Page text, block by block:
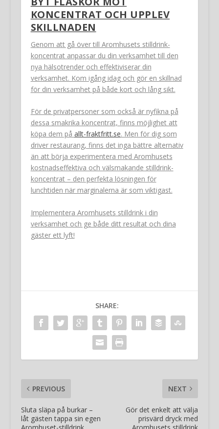
KONCENTRAT OCH UPPLEV
SKILLNADEN
Genom att gå över till Aromhusets stilldrink-
koncentrat anpassar du din verksamhet till den
nya hälsotrender och effektiviserar din
verksamhet. Kom igång idag och gör en skillnad
för din verksamhet på både kort och lång sikt.
För de privatpersoner som också är nyfikna på
dessa smakrika koncentrat, finns möjlighet att
köpa dem på allt-fraktfritt.se. Men för dig som
driver restaurang, finns det inga bättre alternativ
än att börja experimentera med Aromhusets
kostnadseffektiva och välsmakande stilldrink-
koncentrat – den perfekta lösningen för
lunchtiden när marginalerna är som viktigast.
Implementera Aromhusets stilldrink i din
verksamhet och ge både ditt resultat och dina
gäster ett lyft!
SHARE:
PREVIOUS
Sluta släpa på burkar –
låt gästen tappa sin egen
NEXT
Gör det enkelt att välja
prisvärd dryck med